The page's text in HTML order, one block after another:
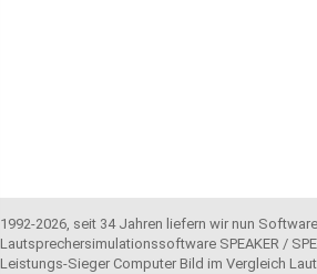
1992-2026, seit 34 Jahren liefern wir nun
Lautsprechersimulationssoftware SPEAKER /
Leistungs-Sieger Computer Bild im Vergleich